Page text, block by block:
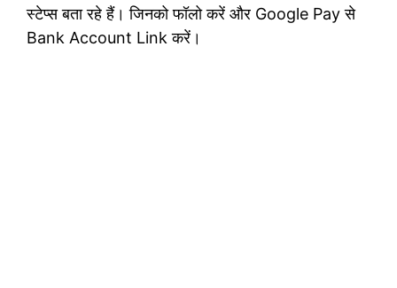
स्टेप्स बता रहे हैं। जिनको फॉलो करें और Google Pay से
Bank Account Link करें।